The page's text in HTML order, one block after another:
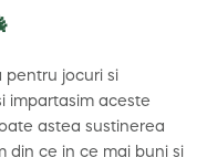
pentru jocuri si
impartasim aceste
astea sustinerea
din ce in ce mai buni si